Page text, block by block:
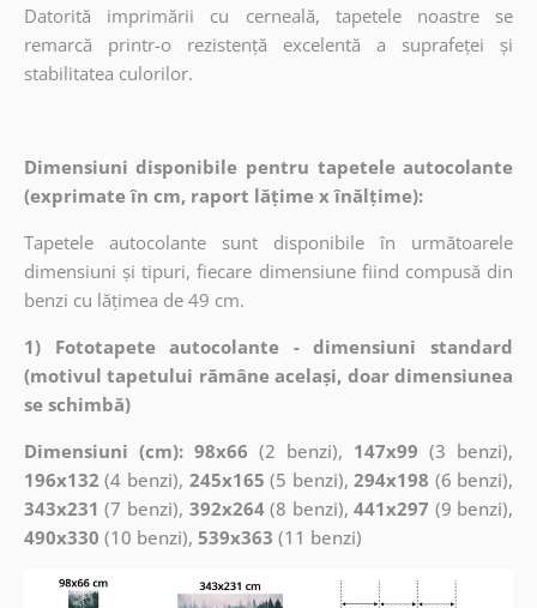
Datorită imprimării cu cerneală, tapetele noastre se
remarcă printr-o rezistență excelentă a suprafeței și
stabilitatea culorilor.
Dimensiuni disponibile pentru tapetele autocolante
(exprimate în cm, raport lățime x înălțime):
Tapetele autocolante sunt disponibile în următoarele
dimensiuni și tipuri, fiecare dimensiune fiind compusă din
benzi cu lățimea de 49 cm.
1) Fototapete autocolante - dimensiuni standard
(motivul tapetului rămâne același, doar dimensiunea
se schimbă)
Dimensiuni (cm): 98x66 (2 benzi), 147x99 (3 benzi),
196x132 (4 benzi), 245x165 (5 benzi),294x198 (6 benzi),
343x231 (7 benzi), 392x264(8 benzi),441x297 (9 benzi),
490x330 (10 benzi), 539x363 (11 benzi)